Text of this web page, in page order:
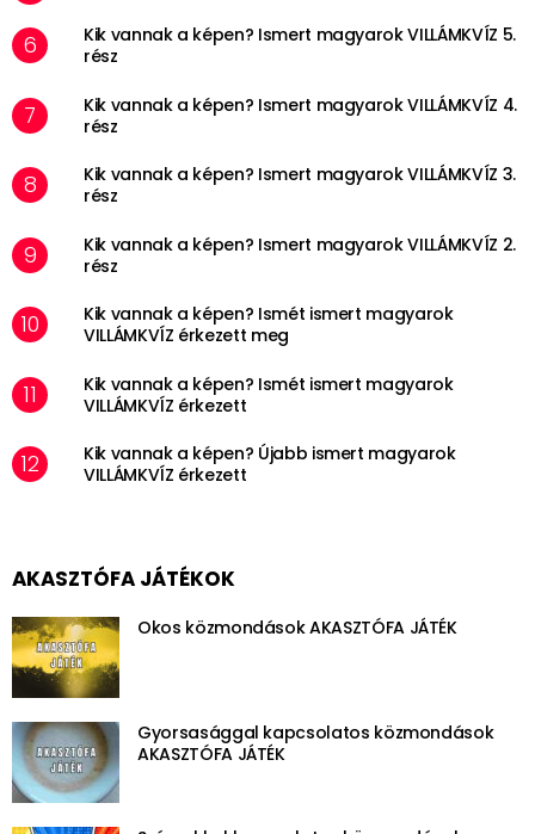
Kik vannak a képen? Ismert magyarok VILLÁMKVÍZ 5.
rész
Kik vannak a képen? Ismert magyarok VILLÁMKVÍZ 4.
rész
Kik vannak a képen? Ismert magyarok VILLÁMKVÍZ 3.
rész
Kik vannak a képen? Ismert magyarok VILLÁMKVÍZ 2.
rész
Kik vannak a képen? Ismét ismert magyarok
VILLÁMKVÍZ érkezett meg
Kik vannak a képen? Ismét ismert magyarok
VILLÁMKVÍZ érkezett
Kik vannak a képen? Újabb ismert magyarok
VILLÁMKVÍZ érkezett
AKASZTÓFA JÁTÉKOK
Okos közmondások AKASZTÓFA JÁTÉK
Gyorsasággal kapcsolatos közmondások
AKASZTÓFA JÁTÉK